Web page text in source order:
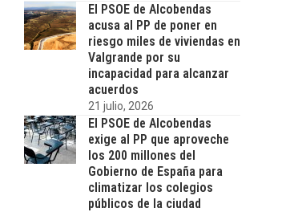
El PSOE de Alcobendas
acusa al PP de poner en
riesgo miles de viviendas en
Valgrande por su
incapacidad para alcanzar
acuerdos
21 julio, 2026
El PSOE de Alcobendas
exige al PP que aproveche
los 200 millones del
Gobierno de España para
climatizar los colegios
públicos de la ciudad